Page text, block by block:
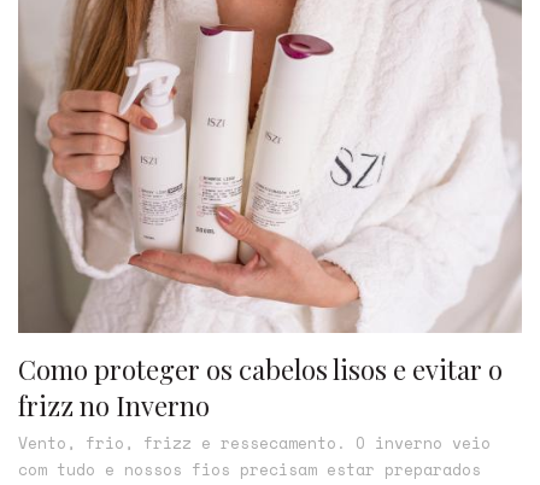
Como proteger os cabelos lisos e evitar o
frizz no Inverno
Vento, frio, frizz e ressecamento. O inverno veio
com tudo e nossos fios precisam estar preparados